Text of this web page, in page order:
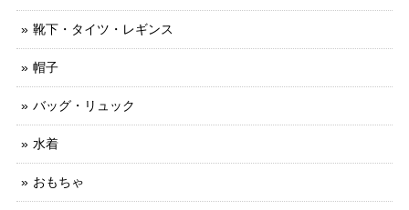
靴下・タイツ・レギンス
帽子
バッグ・リュック
水着
おもちゃ